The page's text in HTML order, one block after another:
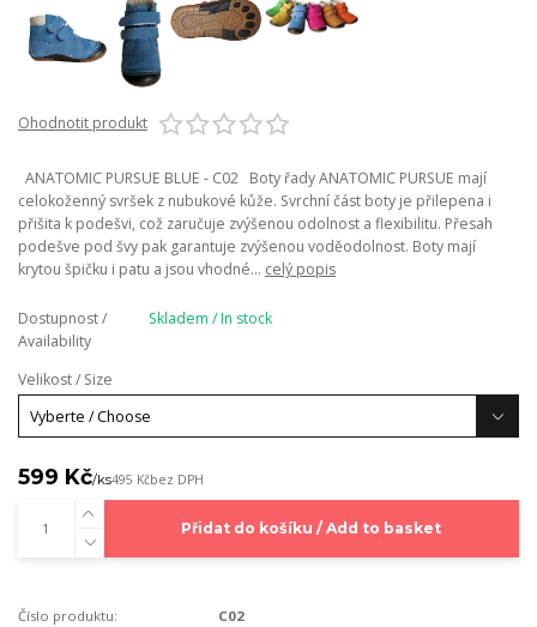
Ohodnotit produkt
ANATOMIC PURSUE BLUE - C02 Boty řady ANATOMIC PURSUE mají
celokoženný svršek z nubukové kůže. Svrchní část boty je přilepena i
přišita k podešvi, což zaručuje zvýšenou odolnost a flexibilitu. Přesah
podešve pod švy pak garantuje zvýšenou voděodolnost. Boty mají
krytou špičku i patu a jsou vhodné... celý popis
Dostupnost /
Availability
Skladem / In stock
Velikost / Size
599 Kč/ks495 Kčbez DPH
Přidat do košíku / Add to basket
Číslo produktu:
C02